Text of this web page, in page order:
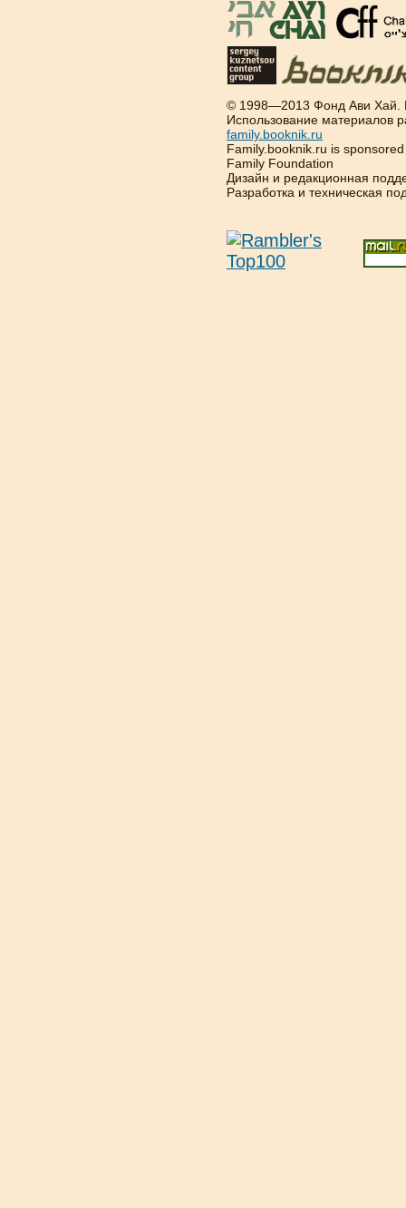
© 1998—2013 Фонд Ави Хай.
Использование материалов
family.booknik.ru
Family.booknik.ru is
Family Foundation
Дизайн и редакционная
Разработка и техническая